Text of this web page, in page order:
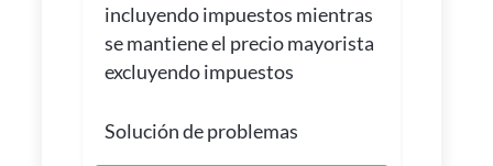
incluyendo impuestos mientras
se mantiene el precio mayorista
excluyendo impuestos
Solución de problemas